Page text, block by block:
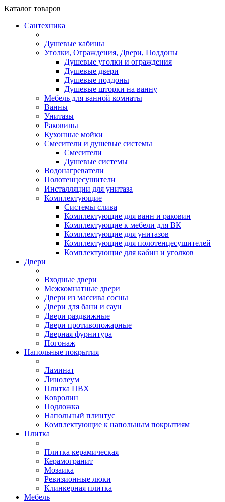
Каталог товаров
Сантехника
Душевые кабины
Уголки, Ограждения, Двери, Поддоны
Душевые уголки и ограждения
Душевые двери
Душевые поддоны
Душевые шторки на ванну
Мебель для ванной комнаты
Ванны
Унитазы
Раковины
Кухонные мойки
Смесители и душевые системы
Смесители
Душевые системы
Водонагреватели
Полотенцесушители
Инсталляции для унитаза
Комплектующие
Системы слива
Комплектующие для ванн и раковин
Комплектующие к мебели для ВК
Комплектующие для унитазов
Комплектующие для полотенцесушителей
Комплектующие для кабин и уголков
Двери
Входные двери
Межкомнатные двери
Двери из массива сосны
Двери для бани и саун
Двери раздвижные
Двери противопожарные
Дверная фурнитура
Погонаж
Напольные покрытия
Ламинат
Линолеум
Плитка ПВХ
Ковролин
Подложка
Напольный плинтус
Комплектующие к напольным покрытиям
Плитка
Плитка керамическая
Керамогранит
Мозаика
Ревизионные люки
Клинкерная плитка
Мебель